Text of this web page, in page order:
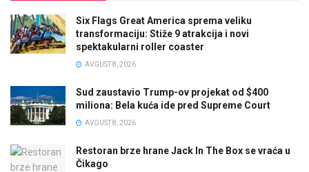
Six Flags Great America sprema veliku
transformaciju: Stiže 9 atrakcija i novi
spektakularni roller coaster
AVGUST 8, 2026
Sud zaustavio Trump-ov projekat od $400
miliona: Bela kuća ide pred Supreme Court
AVGUST 8, 2026
Restoran brze hrane Jack In The Box se vraća u
Čikago